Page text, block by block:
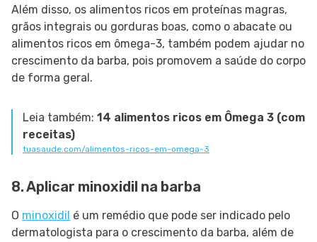
Além disso, os alimentos ricos em proteínas magras,
grãos integrais ou gorduras boas, como o abacate ou
alimentos ricos em ômega-3, também podem ajudar no
crescimento da barba, pois promovem a saúde do corpo
de forma geral.
Leia também: 14 alimentos ricos em Ômega 3 (com
receitas)
tuasaude.com/alimentos-ricos-em-omega-3
8. Aplicar minoxidil na barba
O minoxidil é um remédio que pode ser indicado pelo
dermatologista para o crescimento da barba, além de